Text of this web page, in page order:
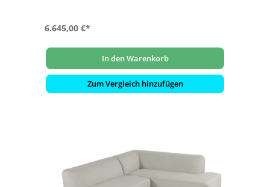
6.645,00 €*
In den Warenkorb
Zum Vergleich hinzufügen